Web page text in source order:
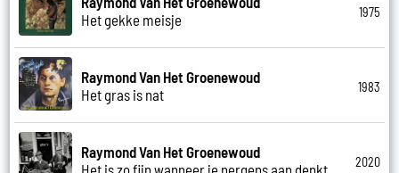
Het gekke meisje
1975
Raymond Van Het Groenewoud
Het gras is nat
1983
Raymond Van Het Groenewoud
Het is zo fijn wanneer je nergens aan denkt
2020